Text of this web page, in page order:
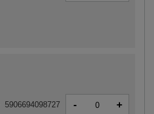
5906694098727 - +